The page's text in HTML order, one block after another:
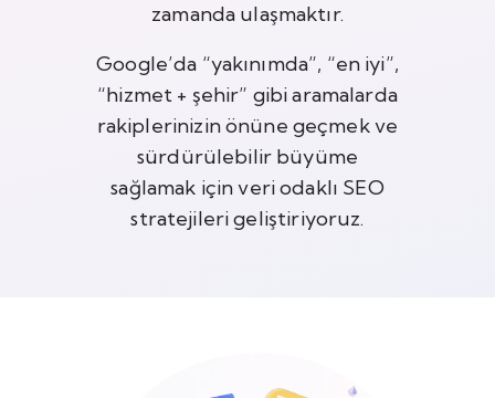
zamanda ulaşmaktır.
Google’da “yakınımda”, “en iyi”,
“hizmet + şehir” gibi aramalarda
rakiplerinizin önüne geçmek ve
sürdürülebilir büyüme
sağlamak için veri odaklı SEO
stratejileri geliştiriyoruz.